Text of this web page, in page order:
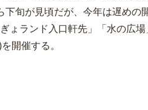
下旬が見頃だが、今年は遅めの
ょランド入口軒先」「水の広場
開催する。